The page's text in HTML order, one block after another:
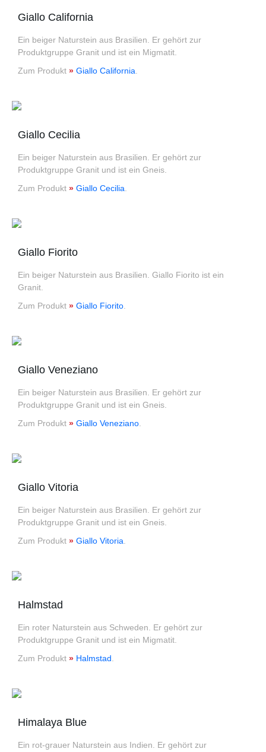
Giallo California
Ein beiger Naturstein aus Brasilien. Er gehört zur
Produktgruppe Granit und ist ein Migmatit.
Zum Produkt » Giallo California
Giallo Cecilia
Ein beiger Naturstein aus Brasilien. Er gehört zur
Produktgruppe Granit und ist ein Gneis.
Zum Produkt » Giallo Cecilia
Giallo Fiorito
Ein beiger Naturstein aus Brasilien. Giallo Fiorito ist ein
Granit.
Zum Produkt » Giallo Fiorito
Giallo Veneziano
Ein beiger Naturstein aus Brasilien. Er gehört zur
Produktgruppe Granit und ist ein Gneis.
Zum Produkt » Giallo Veneziano
Giallo Vitoria
Ein beiger Naturstein aus Brasilien. Er gehört zur
Produktgruppe Granit und ist ein Gneis.
Zum Produkt » Giallo Vitoria
Halmstad
Ein roter Naturstein aus Schweden. Er gehört zur
Produktgruppe Granit und ist ein Migmatit.
Zum Produkt » Halmstad
Himalaya Blue
Ein rot-grauer Naturstein aus Indien. Er gehört zur